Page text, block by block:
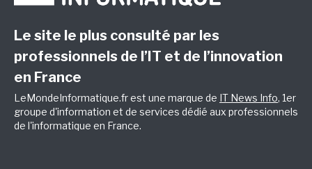
Le site le plus consulté par les
professionnels de l’IT et de l’innovation
en France
LeMondeInformatique.fr est une marque de IT News Info, 1er
groupe d'information et de services dédié aux professionnels
de l'informatique en France.